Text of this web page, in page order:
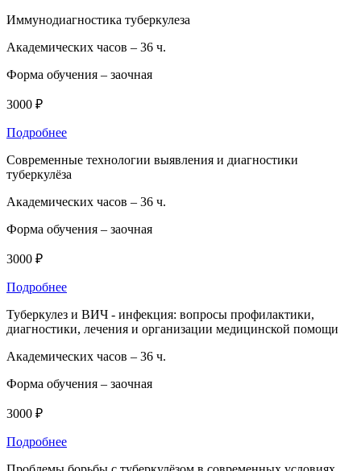
Иммунодиагностика туберкулеза
Академических часов – 36 ч.
Форма обучения – заочная
3000 ₽
Подробнее
Современные технологии выявления и диагностики
туберкулёза
Академических часов – 36 ч.
Форма обучения – заочная
3000 ₽
Подробнее
Туберкулез и ВИЧ - инфекция: вопросы профилактики,
диагностики, лечения и организации медицинской помощи
Академических часов – 36 ч.
Форма обучения – заочная
3000 ₽
Подробнее